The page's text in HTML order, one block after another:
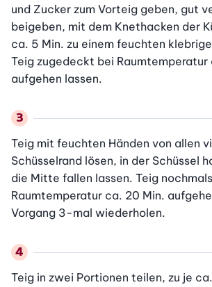
und Zucker zum Vorteig geben, gut
beigeben, mit dem Knethacken der
ca. 5 Min. zu einem feuchten
Teig zugedeckt bei Raumtemperatur
aufgehen lassen.
Teig mit feuchten Händen von allen
Schüsselrand lösen, in der Schüssel
die Mitte fallen lassen. Teig
Raumtemperatur ca. 20 Min.
Teig in zwei Portionen teilen, zu je